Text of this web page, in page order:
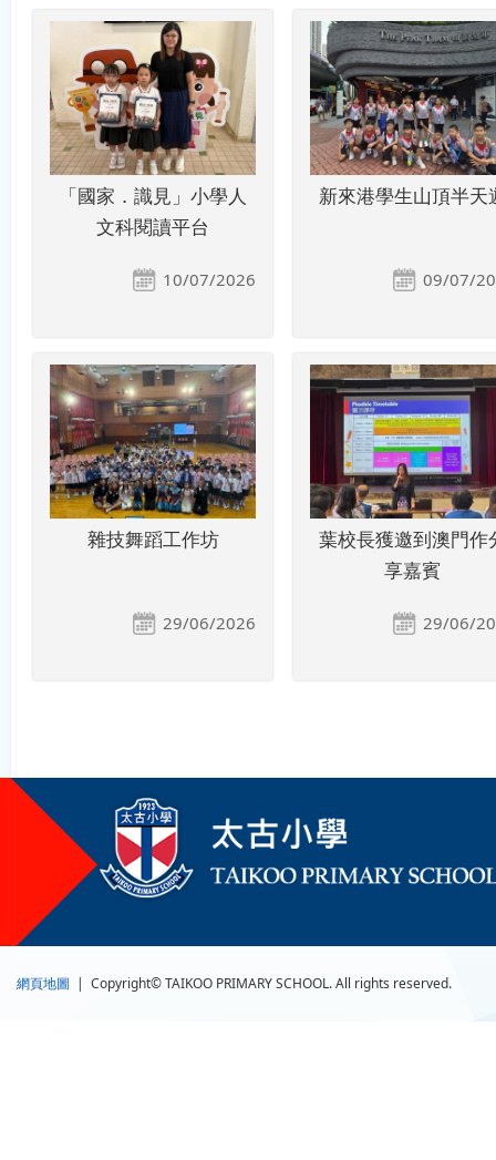
「國家．識見」小學人
文科閱讀平台
10/07/2026
新來港學生山頂半天
09/07/
雜技舞蹈工作坊
29/06/2026
葉校長獲邀到澳門作
享嘉賓
29/06/
網頁地圖 | Copyright© TAIKOO PRIMARY SCHOOL. All rights reserved.